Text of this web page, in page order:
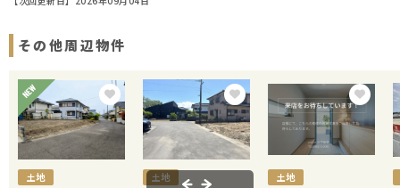
その他周辺物件
土地 土地 土地